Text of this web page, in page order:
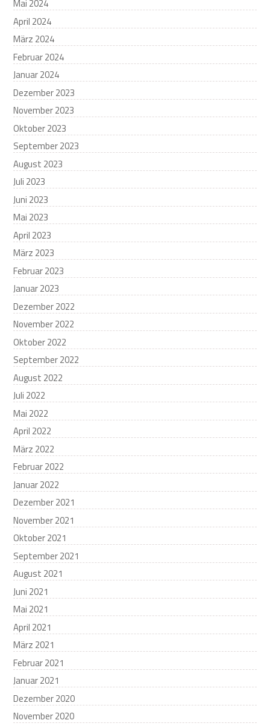
Mai 2024
April 2024
März 2024
Februar 2024
Januar 2024
Dezember 2023
November 2023
Oktober 2023
September 2023
August 2023
Juli 2023
Juni 2023
Mai 2023
April 2023
März 2023
Februar 2023
Januar 2023
Dezember 2022
November 2022
Oktober 2022
September 2022
August 2022
Juli 2022
Mai 2022
April 2022
März 2022
Februar 2022
Januar 2022
Dezember 2021
November 2021
Oktober 2021
September 2021
August 2021
Juni 2021
Mai 2021
April 2021
März 2021
Februar 2021
Januar 2021
Dezember 2020
November 2020